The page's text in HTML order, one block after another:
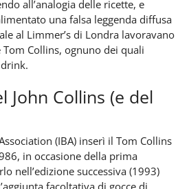
all’analogia delle ricette, e
una falsa leggenda diffusa
al Limmer’s di Londra lavoravano
Collins, ognuno dei quali
John Collins (e del
(IBA) inserì il Tom Collins
in occasione della prima
nell’edizione successiva (1993)